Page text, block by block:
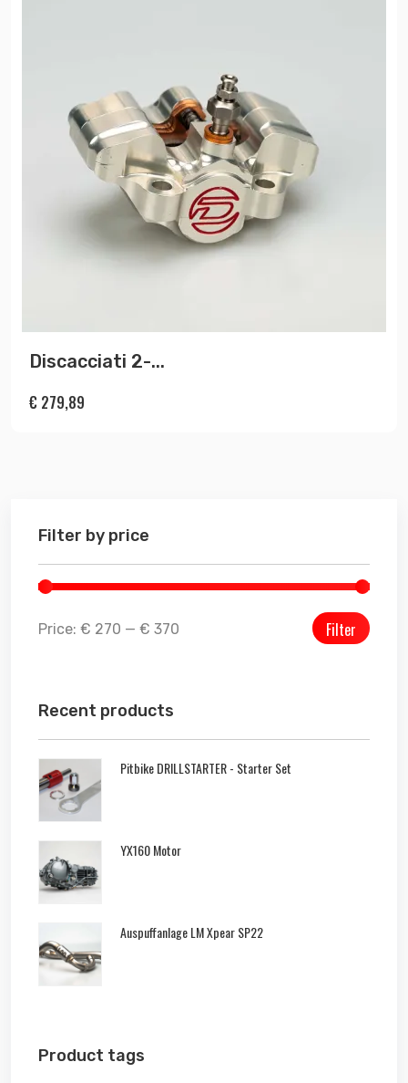
Filter by price
Filter
Price: € 270 — € 370
Recent products
Pitbike DRILLSTARTER - Starter Set
YX160 Motor
Auspuffanlage LM Xpear SP22
Product tags
Discacciati 2-...
€ 279,89